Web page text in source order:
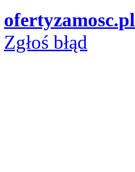
ofertyzamosc.pl
Zgłoś błąd